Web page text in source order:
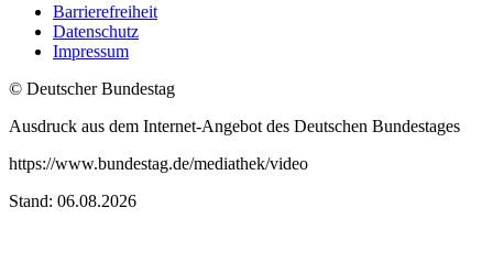
Barrierefreiheit
Datenschutz
Impressum
© Deutscher Bundestag
Ausdruck aus dem Internet-Angebot des Deutschen Bundestages
https://www.bundestag.de/mediathek/video
Stand: 06.08.2026